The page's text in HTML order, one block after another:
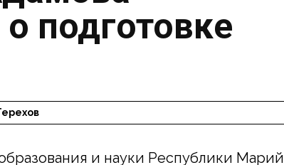
подготовке
и науки Республики Марий